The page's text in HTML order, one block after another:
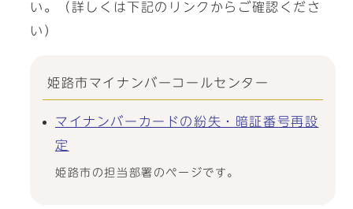
い。（詳しくは下記のリンクからご確認くださ
い）
姫路市マイナンバーコールセンター
マイナンバーカードの紛失・暗証番号再設
定
姫路市の担当部署のページです。